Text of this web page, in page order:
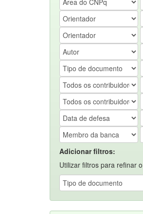
Adicionar filtros:
Utilizar filtros para refinar